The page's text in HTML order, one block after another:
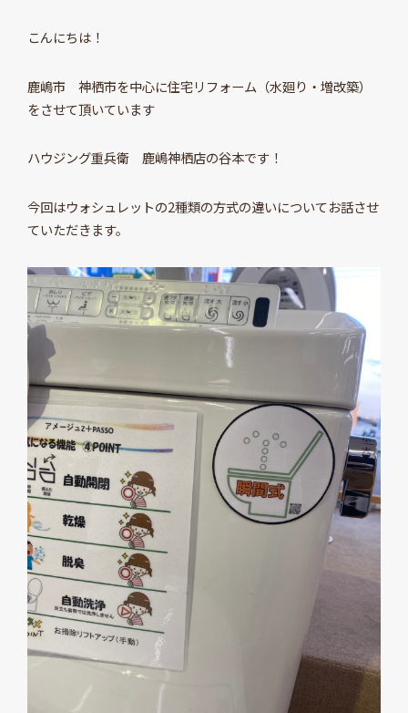
こんにちは！
鹿嶋市 神栖市を中心に住宅リフォーム（水廻り・増改築）
をさせて頂いています
ハウジング重兵衛 鹿嶋神栖店の谷本です！
今回はウォシュレットの2種類の方式の違いについてお話させ
ていただきます。